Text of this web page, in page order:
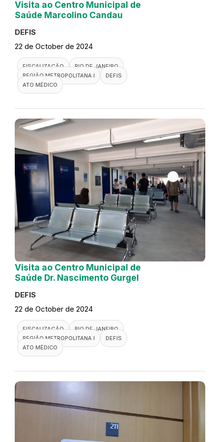
Visita ao Centro Municipal de
Saúde Marcolino Candau
DEFIS
22 de October de 2024
FISCALIZAÇÃO
RIO DE JANEIRO
REGIÃO METROPOLITANA I
DEFIS
ATO MÉDICO
Visita ao Centro Municipal de
Saúde Dr. Nascimento Gurgel
DEFIS
22 de October de 2024
FISCALIZAÇÃO
RIO DE JANEIRO
REGIÃO METROPOLITANA I
DEFIS
ATO MÉDICO